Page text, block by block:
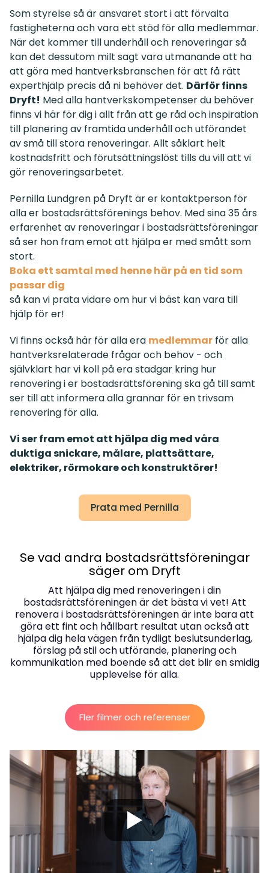
Som styrelse så är ansvaret stort i att förvalta
fastigheterna och vara ett stöd för alla medlemmar.
När det kommer till underhåll och renoveringar så
kan det dessutom milt sagt vara utmanande att ha
att göra med hantverksbranschen för att få rätt
experthjälp precis då ni behöver det. Därför finns
Dryft! Med alla hantverkskompetenser du behöver
finns vi här för dig i allt från att ge råd och inspiration
till planering av framtida underhåll och utförandet
av små till stora renoveringar. Allt såklart helt
kostnadsfritt och förutsättningslöst tills du vill att vi
gör renoveringsarbetet.
Pernilla Lundgren på Dryft är er kontaktperson för
alla er bostadsrättsförenings behov. Med sina 35 års
erfarenhet av renoveringar i bostadsrättsföreningar
så ser hon fram emot att hjälpa er med smått som
stort.
Boka ett samtal med henne här på en tid som
passar dig
så kan vi prata vidare om hur vi bäst kan vara till
hjälp för er!
Vi finns också här för alla era medlemmar för alla
hantverksrelaterade frågar och behov - och
självklart har vi koll på era stadgar kring hur
renovering i er bostadsrättsförening ska gå till samt
ser till att informera alla grannar för en trivsam
renovering för alla.
Vi ser fram emot att hjälpa dig med våra
duktiga snickare, målare, plattsättare,
elektriker, rörmokare och konstruktörer!
Prata med Pernilla
Se vad andra bostadsrättsföreningar
säger om Dryft
Att hjälpa dig med renoveringen i din
bostadsrättsföreningen är det bästa vi vet! Att
renovera i bostadsrättsföreningen är inte bara att
göra ett fint och hållbart resultat utan också att
hjälpa dig hela vägen från tydligt beslutsunderlag,
förslag på stil och utförande, planering och
kommunikation med boende så att det blir en smidig
Fler filmer och referenser